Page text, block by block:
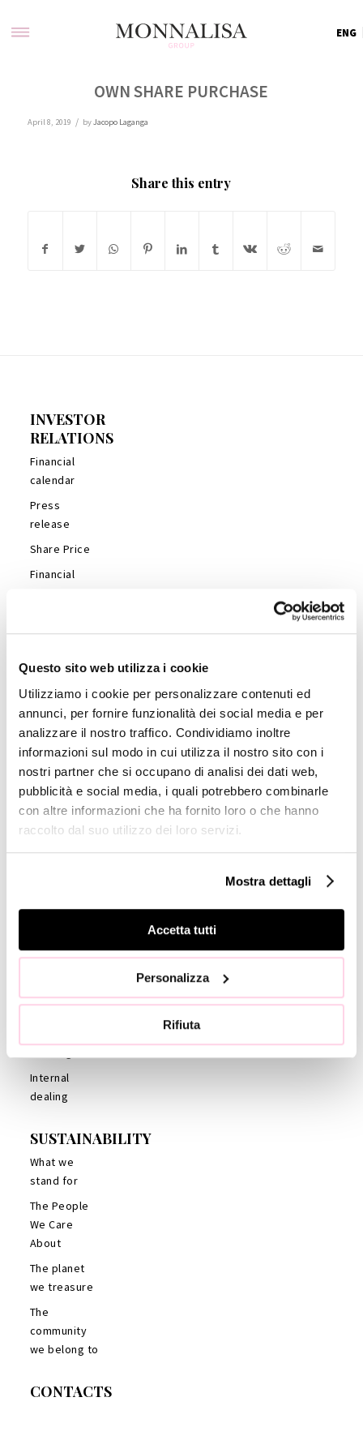
Questo sito web utilizza i cookie
Utilizziamo i cookie per personalizzare contenuti ed
annunci, per fornire funzionalità dei social media e per
analizzare il nostro traffico. Condividiamo inoltre
informazioni sul modo in cui utilizza il nostro sito con i
nostri partner che si occupano di analisi dei dati web,
pubblicità e social media, i quali potrebbero combinarle
con altre informazioni che ha fornito loro o che hanno
raccolto dal suo utilizzo dei loro servizi.
Mostra dettagli
Accetta tutti
Personalizza
Rifiuta
ENG
OWN SHARE PURCHASE
April 8, 2019 / byJacopo Laganga
Share this entry
INVESTOR
RELATIONS
Financial
calendar
Press
release
Share Price
Financial
Presentations
Analyst’s
Company
Profile
GOVERNANCE
Board of
Directors
Board of
Statutory
Shareholders
Internal
dealing
SUSTAINABILITY
What we
stand for
The People
We Care
About
The planet
we treasure
The
community
we belong to
CONTACTS